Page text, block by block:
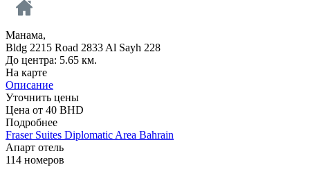
Манама,
Bldg 2215 Road 2833 Al Sayh 228
До центра: 5.65 км.
На карте
Описание
Уточнить цены
Цена от 40 BHD
Подробнее
Fraser Suites Diplomatic Area Bahrain
Апарт отель
114 номеров